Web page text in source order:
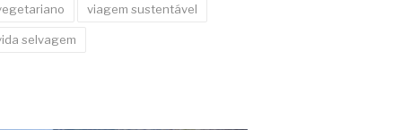
viagem sustentável
selvagem